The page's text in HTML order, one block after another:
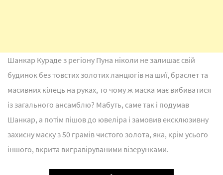
Шанкар Кураде з регіону Пуна ніколи не залишає свій
будинок без товстих золотих ланцюгів на шиї, браслет та
масивних кілець на руках, то чому ж маска має вибиватися
із загального ансамблю? Мабуть, саме так і подумав
Шанкар, а потім пішов до ювеліра і замовив ексклюзивну
захисну маску з 50 грамів чистого золота, яка, крім усього
іншого, вкрита вигравіруваними візерунками.